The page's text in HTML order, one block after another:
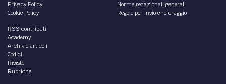
Privacy Policy
Cookie Policy
Norme redazionali generali
Regole per invio e referaggio
RSS contributi
Academy
Archivio articoli
Codici
Riviste
Rubriche